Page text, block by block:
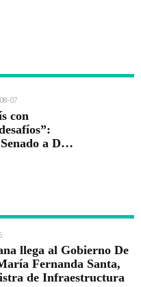
07
con
a De
llega al Gobierno De
Fernanda Santa,
de Infraestructura